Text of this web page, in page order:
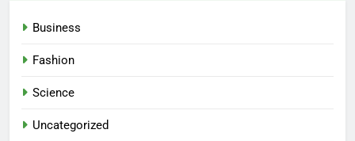
Business
Fashion
Science
Uncategorized